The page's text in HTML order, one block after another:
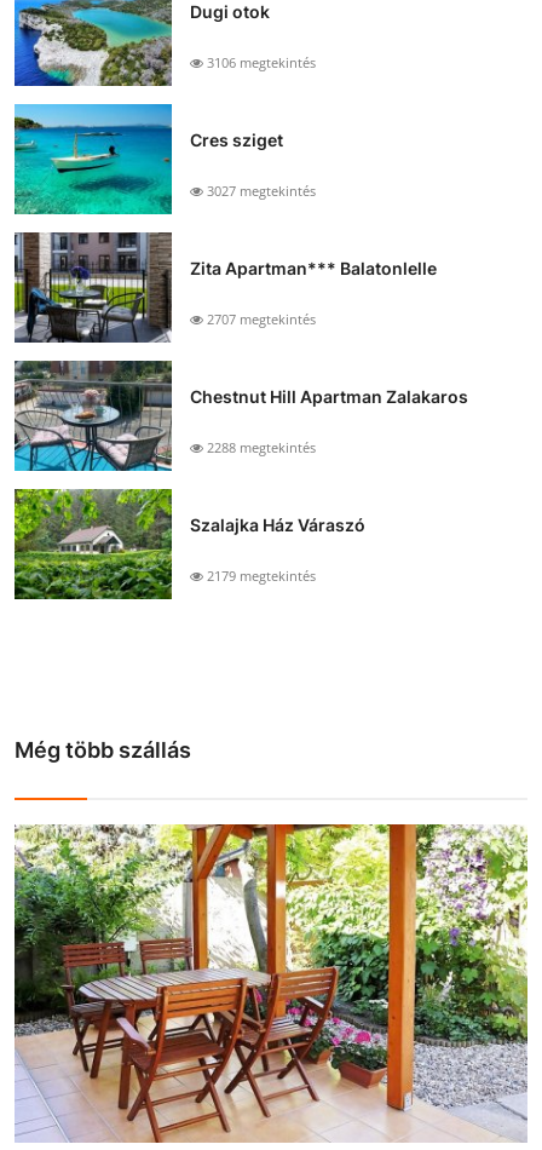
Dugi otok
3106 megtekintés
Cres sziget
3027 megtekintés
Zita Apartman*** Balatonlelle
2707 megtekintés
Chestnut Hill Apartman Zalakaros
2288 megtekintés
Szalajka Ház Váraszó
2179 megtekintés
Még több szállás